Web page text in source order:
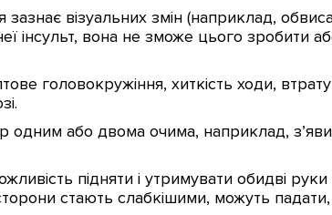
візуальних змін (наприклад,
інсульт, вона не зможе цього зробити
головокружіння, хиткість ходи, втрату
одним або двома очима, наприклад,
підняти і утримувати обидві
стають слабкішими, можуть падати,